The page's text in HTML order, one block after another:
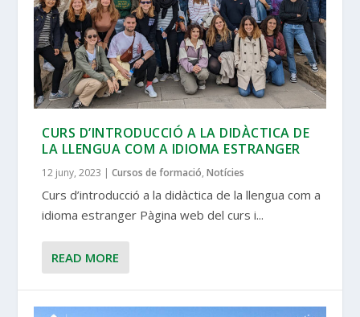
CURS D’INTRODUCCIÓ A LA DIDÀCTICA DE
LA LLENGUA COM A IDIOMA ESTRANGER
12 juny, 2023 |Cursos de formació,Notícies
Curs d’introducció a la didàctica de la llengua com a
idioma estranger Pàgina web del curs i...
READ MORE